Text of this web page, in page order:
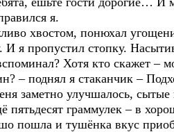
я.
хвостом, понюхал
И я пропустил стопку.
Хотя кто скажет –
– поднял я стаканчик –
заметно улучшалось,
пятьдесят граммулек – в
пошла и тушёнка вкус